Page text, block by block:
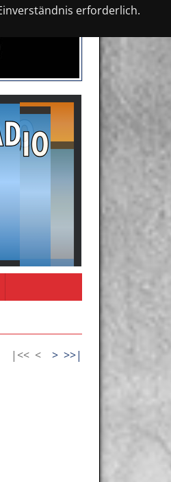
erforderlich.
|<< < > >>|